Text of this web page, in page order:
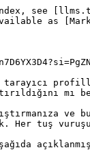
see
as
tarayıcı
tuş vuruşu